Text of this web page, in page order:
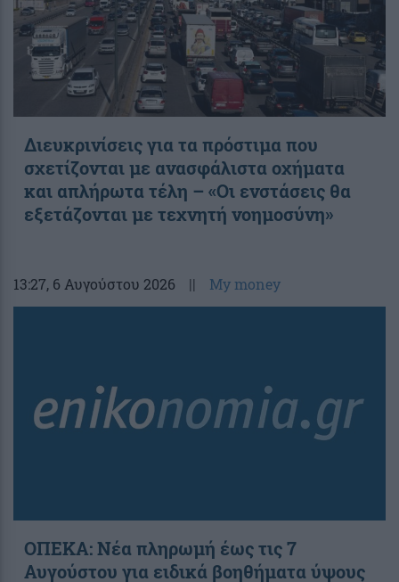
Διευκρινίσεις για τα πρόστιμα που
σχετίζονται με ανασφάλιστα οχήματα
και απλήρωτα τέλη – «Οι ενστάσεις θα
εξετάζονται με τεχνητή νοημοσύνη»
13:27, 6 Αυγούστου 2026 || My money
ΟΠΕΚΑ: Νέα πληρωμή έως τις 7
Αυγούστου για ειδικά βοηθήματα ύψους